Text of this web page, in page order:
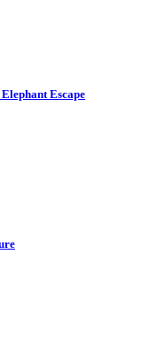
Escape